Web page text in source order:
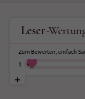
Leser-
Zum Bewerten, einfach
1
Name
Laufzeit